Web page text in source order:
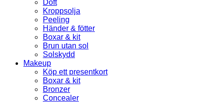
Doft
Kroppsolja
Peeling
Händer & fötter
Boxar & kit
Brun utan sol
Solskydd
Makeup
Köp ett presentkort
Boxar & kit
Bronzer
Concealer